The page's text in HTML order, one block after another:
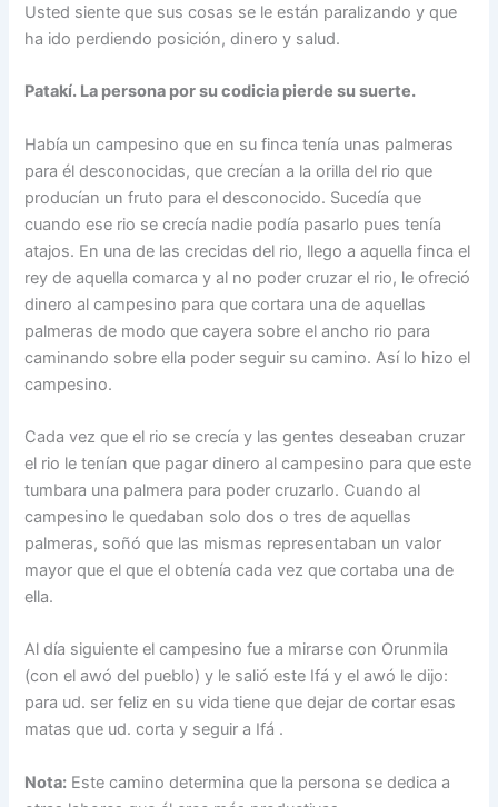
Usted siente que sus cosas se le están paralizando y que
ha ido perdiendo posición, dinero y salud.
Patakí. La persona por su codicia pierde su suerte.
Había un campesino que en su finca tenía unas palmeras
para él desconocidas, que crecían a la orilla del rio que
producían un fruto para el desconocido. Sucedía que
cuando ese rio se crecía nadie podía pasarlo pues tenía
atajos. En una de las crecidas del rio, llego a aquella finca el
rey de aquella comarca y al no poder cruzar el rio, le ofreció
dinero al campesino para que cortara una de aquellas
palmeras de modo que cayera sobre el ancho rio para
caminando sobre ella poder seguir su camino. Así lo hizo el
campesino.
Cada vez que el rio se crecía y las gentes deseaban cruzar
el rio le tenían que pagar dinero al campesino para que este
tumbara una palmera para poder cruzarlo. Cuando al
campesino le quedaban solo dos o tres de aquellas
palmeras, soñó que las mismas representaban un valor
mayor que el que el obtenía cada vez que cortaba una de
ella.
Al día siguiente el campesino fue a mirarse con Orunmila
(con el awó del pueblo) y le salió este Ifá y el awó le dijo:
para ud. ser feliz en su vida tiene que dejar de cortar esas
matas que ud. corta y seguir a Ifá .
Nota: Este camino determina que la persona se dedica a